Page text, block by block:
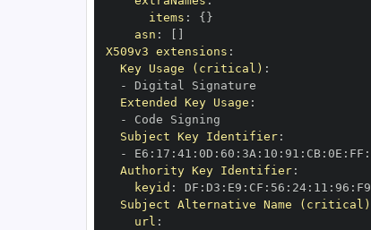
items : { }
asn :
X509v3 extensions :
Key Usage (critical) :
-
Extended Key Usage :
-
Subject Key Identifier:
-
E6 : 17 : 41 : 0D : 60 : 3A : 10 : 91 : CB: 0E : FF :
Authority Key Identifier:
keyid : DF : D3 : E9 : CF : 56 : 24: 11 : 96 : F9
Subject Alternative Name (critical)
url :